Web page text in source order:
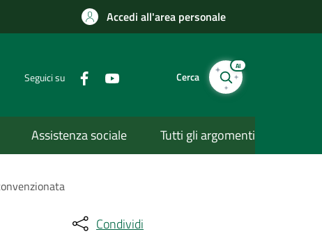
Accedi all'area personale
Seguici su Cerca
AI
Assistenza sociale Tutti gli argomenti
Condividi